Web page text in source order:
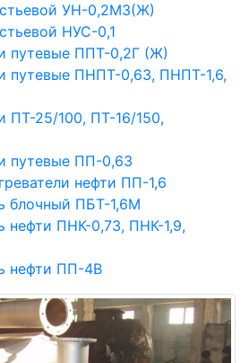
УН-0,2М3(Ж)
НУС-0,1
путевые ППТ-0,2Г (Ж)
путевые ПНПТ-0,63, ПНПТ-1,6,
ПТ-25/100, ПТ-16/150,
путевые ПП-0,63
нефти ПП-1,6
блочный ПБТ-1,6М
нефти ПНК-0,73, ПНК-1,9,
нефти ПП-4В